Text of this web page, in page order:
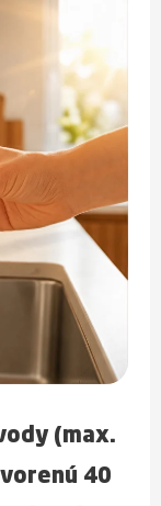
(max.
40